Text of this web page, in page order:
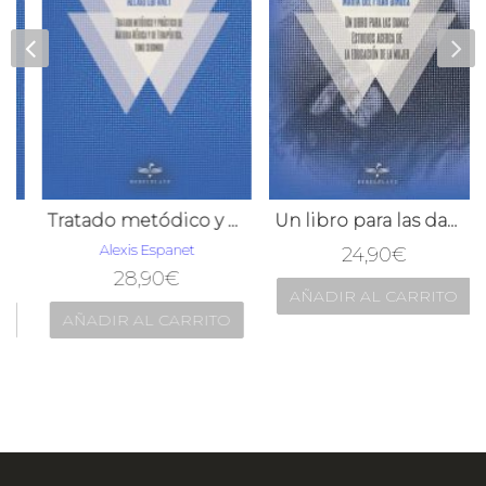
Tratado metódico y práctico de Materia Médica y de Terapéutica, tomo segundo
Alexis Espanet
28,90€
AÑADIR AL CARRITO
Un libro para las damas Estudios acerca de la educación de la mujer
24,90€
AÑADIR AL CARRITO